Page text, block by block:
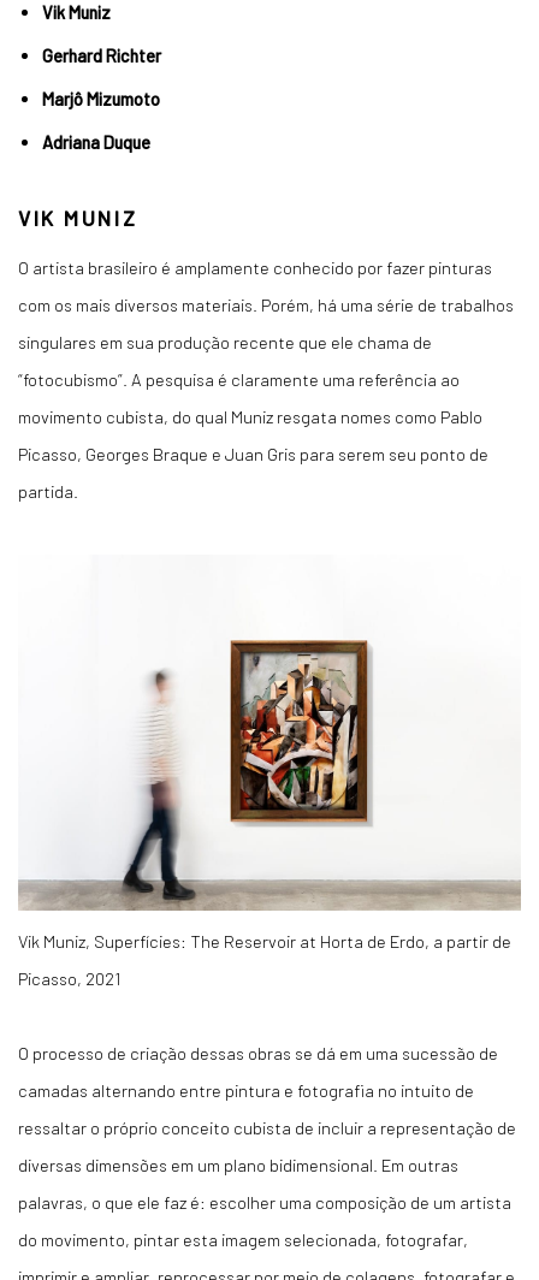
Vik Muniz
Gerhard Richter
Marjô Mizumoto
Adriana Duque
VIK MUNIZ
O artista brasileiro é amplamente conhecido por fazer pinturas
com os mais diversos materiais. Porém, há uma série de trabalhos
singulares em sua produção recente que ele chama de
“fotocubismo”. A pesquisa é claramente uma referência ao
movimento cubista, do qual Muniz resgata nomes como Pablo
Picasso, Georges Braque e Juan Gris para serem seu ponto de
partida.
Vik Muniz, Superfícies: The Reservoir at Horta de Erdo, a partir de
Picasso, 2021
O processo de criação dessas obras se dá em uma sucessão de
camadas alternando entre pintura e fotografia no intuito de
ressaltar o próprio conceito cubista de incluir a representação de
diversas dimensões em um plano bidimensional. Em outras
palavras, o que ele faz é: escolher uma composição de um artista
do movimento, pintar esta imagem selecionada, fotografar,